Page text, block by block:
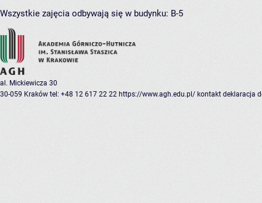
Wszystkie zajęcia odbywają się w budynku: B-5
al. Mickiewicza 30
30-059 Kraków tel: +48 12 617 22 22 https://www.agh.edu.pl/ kontakt deklaracja